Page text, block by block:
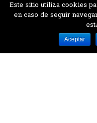
Desarrollado por MJTEC.
Este sitio utiliza cookies
en caso de seguir
Aceptar